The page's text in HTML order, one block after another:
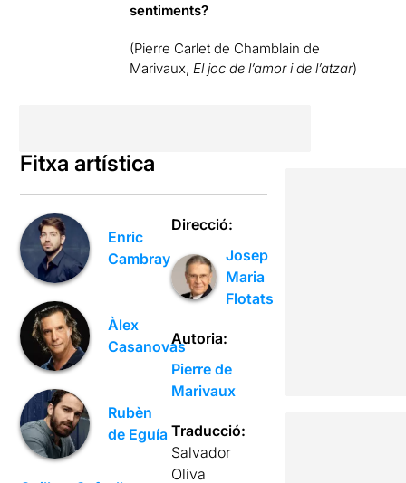
sentiments?
(Pierre Carlet de Chamblain de
Marivaux, El joc de l’amor i de l’atzar)
Fitxa artística
Enric
Cambray
Àlex
Casanovas
Rubèn
de Eguía
Direcció:
Josep
Maria
Flotats
Autoria:
Pierre de
Marivaux
Traducció:
Salvador
Oliva